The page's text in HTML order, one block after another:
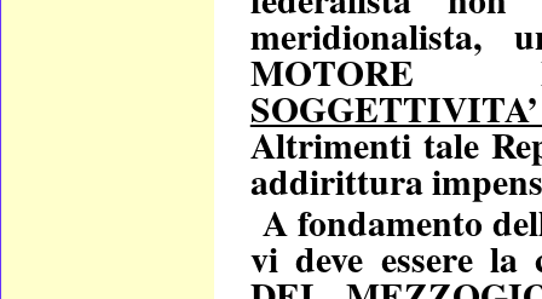
meridionalista,
MOTORE
Altrimenti tale
addirittura
Afondamento
vi deve essere